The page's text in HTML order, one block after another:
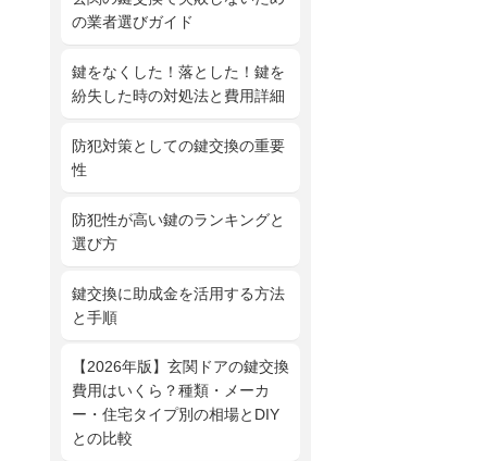
の業者選びガイド
鍵をなくした！落とした！鍵を
紛失した時の対処法と費用詳細
防犯対策としての鍵交換の重要
性
防犯性が高い鍵のランキングと
選び方
鍵交換に助成金を活用する方法
と手順
【2026年版】玄関ドアの鍵交換
費用はいくら？種類・メーカ
ー・住宅タイプ別の相場とDIY
との比較